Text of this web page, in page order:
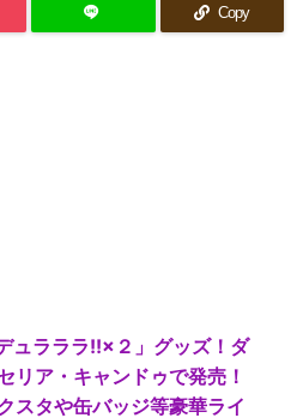
Copy
ュラララ!!×２」グッズ！ダ
リア・キャンドゥで発売！
スタや缶バッジ等豪華ライ